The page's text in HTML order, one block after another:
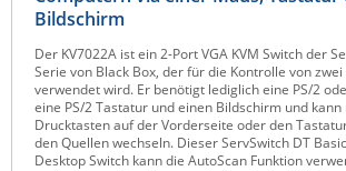
Power Kingdom
Poynting
Raritan
Riello UPS
Server Technology
Bildschirm
Der KV7022A ist ein 2-Port VGA KVM Switch der
Serie von Black Box, der für die Kontrolle von
verwendet wird. Er benötigt lediglich eine PS/2
eine PS/2 Tastatur und einen Bildschirm und
Drucktasten auf der Vorderseite oder den
den Quellen wechseln. Dieser ServSwitch DT Basic
Desktop Switch kann die AutoScan Funktion